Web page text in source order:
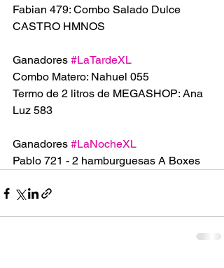
Fabian 479: Combo Salado Dulce
CASTRO HMNOS
Ganadores #LaTardeXL
Combo Matero: Nahuel 055
Termo de 2 litros de MEGASHOP: Ana
Luz 583
Ganadores #LaNocheXL
Pablo 721 - 2 hamburguesas A Boxes